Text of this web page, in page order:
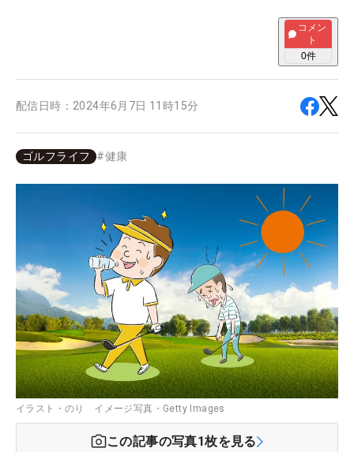
コメン
ト
0件
配信日時： 2024年6月7日 11時15分
ゴルフライフ #健康
イラスト・のり イメージ写真・Getty Images
この記事の写真1枚を見る